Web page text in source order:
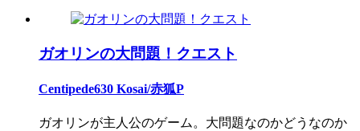
ガオリンの大問題！クエスト
Centipede630 Kosai/赤狐P
ガオリンが主人公のゲーム。大問題なのかどうなのか